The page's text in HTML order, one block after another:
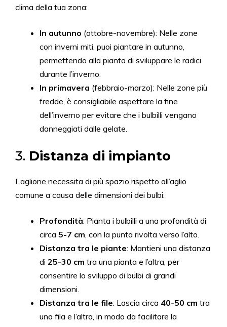
clima della tua zona:
In autunno (ottobre-novembre): Nelle zone
con inverni miti, puoi piantare in autunno,
permettendo alla pianta di sviluppare le radici
durante l’inverno.
In primavera (febbraio-marzo): Nelle zone più
fredde, è consigliabile aspettare la fine
dell’inverno per evitare che i bulbilli vengano
danneggiati dalle gelate.
3. Distanza di impianto
L’aglione necessita di più spazio rispetto all’aglio
comune a causa delle dimensioni dei bulbi:
Profondità: Pianta i bulbilli a una profondità di
circa 5-7 cm, con la punta rivolta verso l’alto.
Distanza tra le piante: Mantieni una distanza
di 25-30 cm tra una pianta e l’altra, per
consentire lo sviluppo di bulbi di grandi
dimensioni.
Distanza tra le file: Lascia circa 40-50 cm tra
una fila e l’altra, in modo da facilitare la